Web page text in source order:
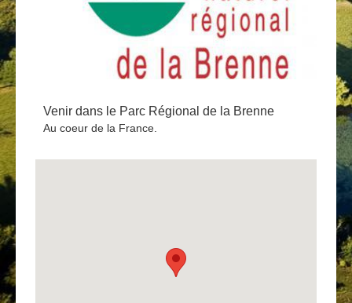
Venir dans le Parc Régional de la Brenne
Au coeur de la France.